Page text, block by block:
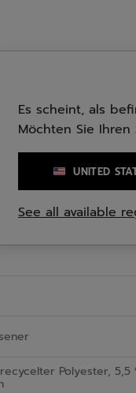
das für die
und weich an. Es ist
Nutzung
Polyester, 5,5
Es scheint, als
Möchten Sie
UNITED
See all available